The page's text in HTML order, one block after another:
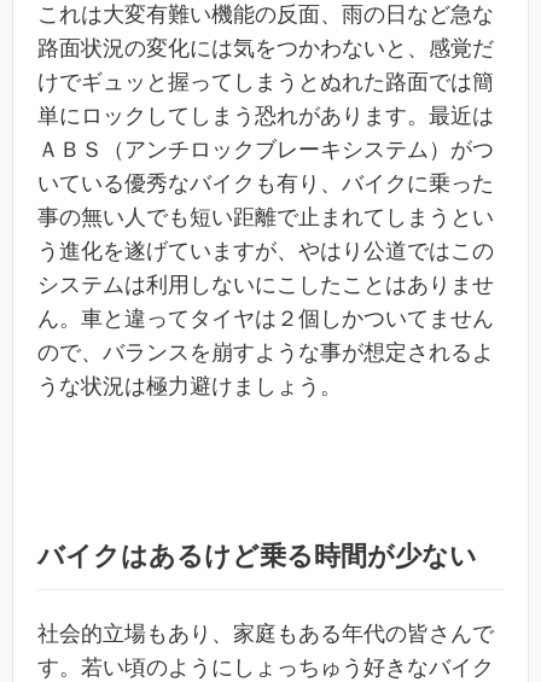
これは大変有難い機能の反面、雨の日など急な
路面状況の変化には気をつかわないと、感覚だ
けでギュッと握ってしまうとぬれた路面では簡
単にロックしてしまう恐れがあります。最近は
ＡＢＳ（アンチロックブレーキシステム）がつ
いている優秀なバイクも有り、バイクに乗った
事の無い人でも短い距離で止まれてしまうとい
う進化を遂げていますが、やはり公道ではこの
システムは利用しないにこしたことはありませ
ん。車と違ってタイヤは２個しかついてません
ので、バランスを崩すような事が想定されるよ
うな状況は極力避けましょう。
バイクはあるけど乗る時間が少ない
社会的立場もあり、家庭もある年代の皆さんで
す。若い頃のようにしょっちゅう好きなバイク